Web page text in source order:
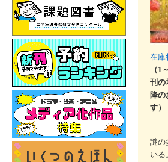
在庫
（1
刊の
降の
す）
謎の
いる